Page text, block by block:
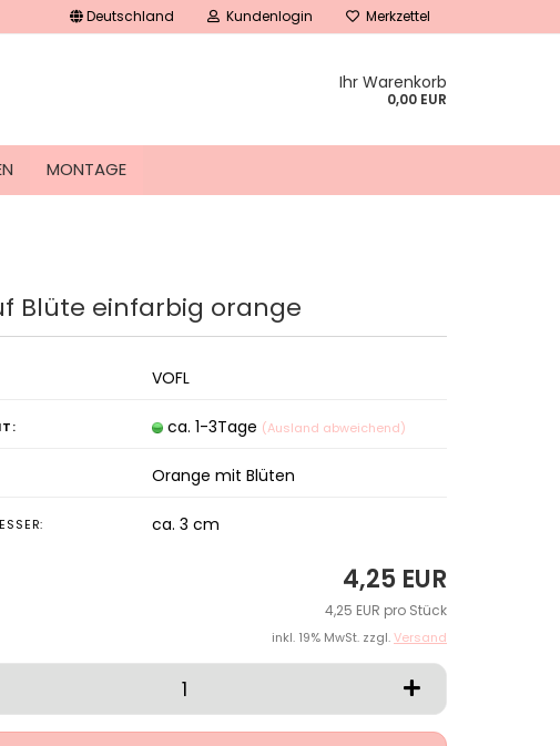
Deutschland Kundenlogin Merkzettel
Ihr Warenkorb
0,00 EUR
MONTAGE
Blüte einfarbig orange
VOFL
ca. 1-3Tage (Ausland abweichend)
Orange mit Blüten
ca. 3 cm
4,25 EUR
4,25 EUR pro Stück
inkl. 19% MwSt. zzgl.Versand